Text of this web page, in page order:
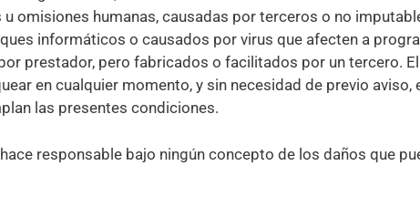
omisiones humanas, causadas por terceros o no
informáticos o causados por virus que afecten a
prestador, pero fabricados o facilitados por un tercero.
en cualquier momento, y sin necesidad de previo
las presentes condiciones.
responsable bajo ningún concepto de los daños que